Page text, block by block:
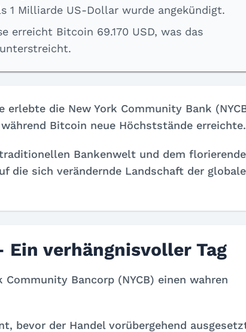
1 Milliarde US-Dollar wurde angekündigt.
erreicht Bitcoin 69.170 USD, was das
erlebte die New York Community Bank
Bitcoin neue Höchststände erreichte.
Bankenwelt und dem
die sich verändernde Landschaft der
Ein verhängnisvoller Tag
Bancorp (NYCB) einen wahren
bevor der Handel vorübergehend